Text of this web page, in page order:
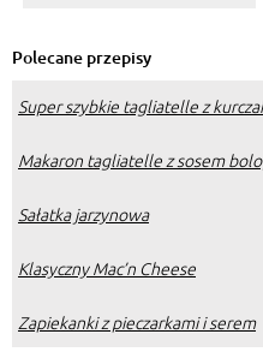
Polecane przepisy
Super szybkie tagliatelle z
Makaron tagliatelle z sosem
Sałatka jarzynowa
Klasyczny Mac’n Cheese
Zapiekanki z pieczarkami i serem